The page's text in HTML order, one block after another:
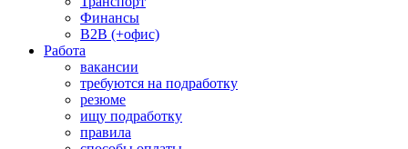
Финансы
B2B (+офис)
Работа
вакансии
требуются на подработку
резюме
ищу подработку
правила